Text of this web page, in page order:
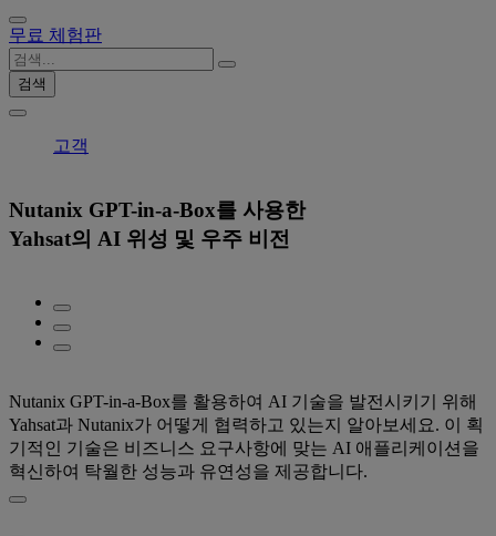
무료 체험판
검색
고객
Nutanix GPT-in-a-Box를 사용한
Yahsat의 AI 위성 및 우주 비전
Nutanix GPT-in-a-Box를 활용하여 AI 기술을 발전시키기 위해
Yahsat과 Nutanix가 어떻게 협력하고 있는지 알아보세요. 이 획
기적인 기술은 비즈니스 요구사항에 맞는 AI 애플리케이션을
혁신하여 탁월한 성능과 유연성을 제공합니다.